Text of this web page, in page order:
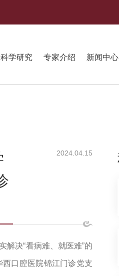
科学研究 专家介绍 新闻中心
2024.04.15
解决“看病难、就医难”的
口腔医院锦江门诊党支